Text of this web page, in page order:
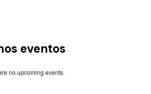
eventos
no upcoming events.